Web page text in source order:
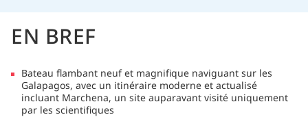
EN BREF
Bateau flambant neuf et magnifique naviguant sur les
Galapagos, avec un itinéraire moderne et actualisé
incluant Marchena, un site auparavant visité uniquement
par les scientifiques